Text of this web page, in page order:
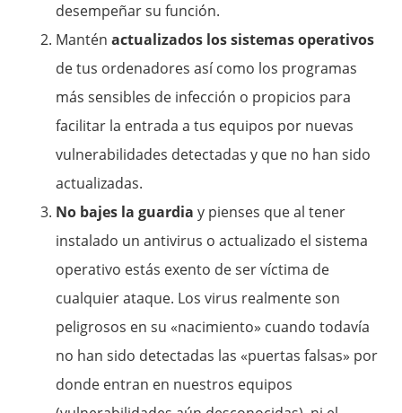
desempeñar su función.
Mantén actualizados los sistemas operativos
de tus ordenadores así como los programas
más sensibles de infección o propicios para
facilitar la entrada a tus equipos por nuevas
vulnerabilidades detectadas y que no han sido
actualizadas.
No bajes la guardia y pienses que al tener
instalado un antivirus o actualizado el sistema
operativo estás exento de ser víctima de
cualquier ataque. Los virus realmente son
peligrosos en su «nacimiento» cuando todavía
no han sido detectadas las «puertas falsas» por
donde entran en nuestros equipos